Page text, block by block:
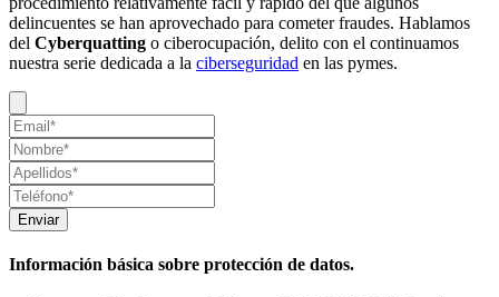
delincuentes se han aprovechado para cometer fraudes. Hablamos
del Cyberquatting o ciberocupación, delito con el continuamos
nuestra serie dedicada a la ciberseguridad en las pymes.
Enviar
Información básica sobre protección de datos.